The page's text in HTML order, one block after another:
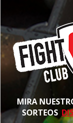
MIRA
SORTEOS